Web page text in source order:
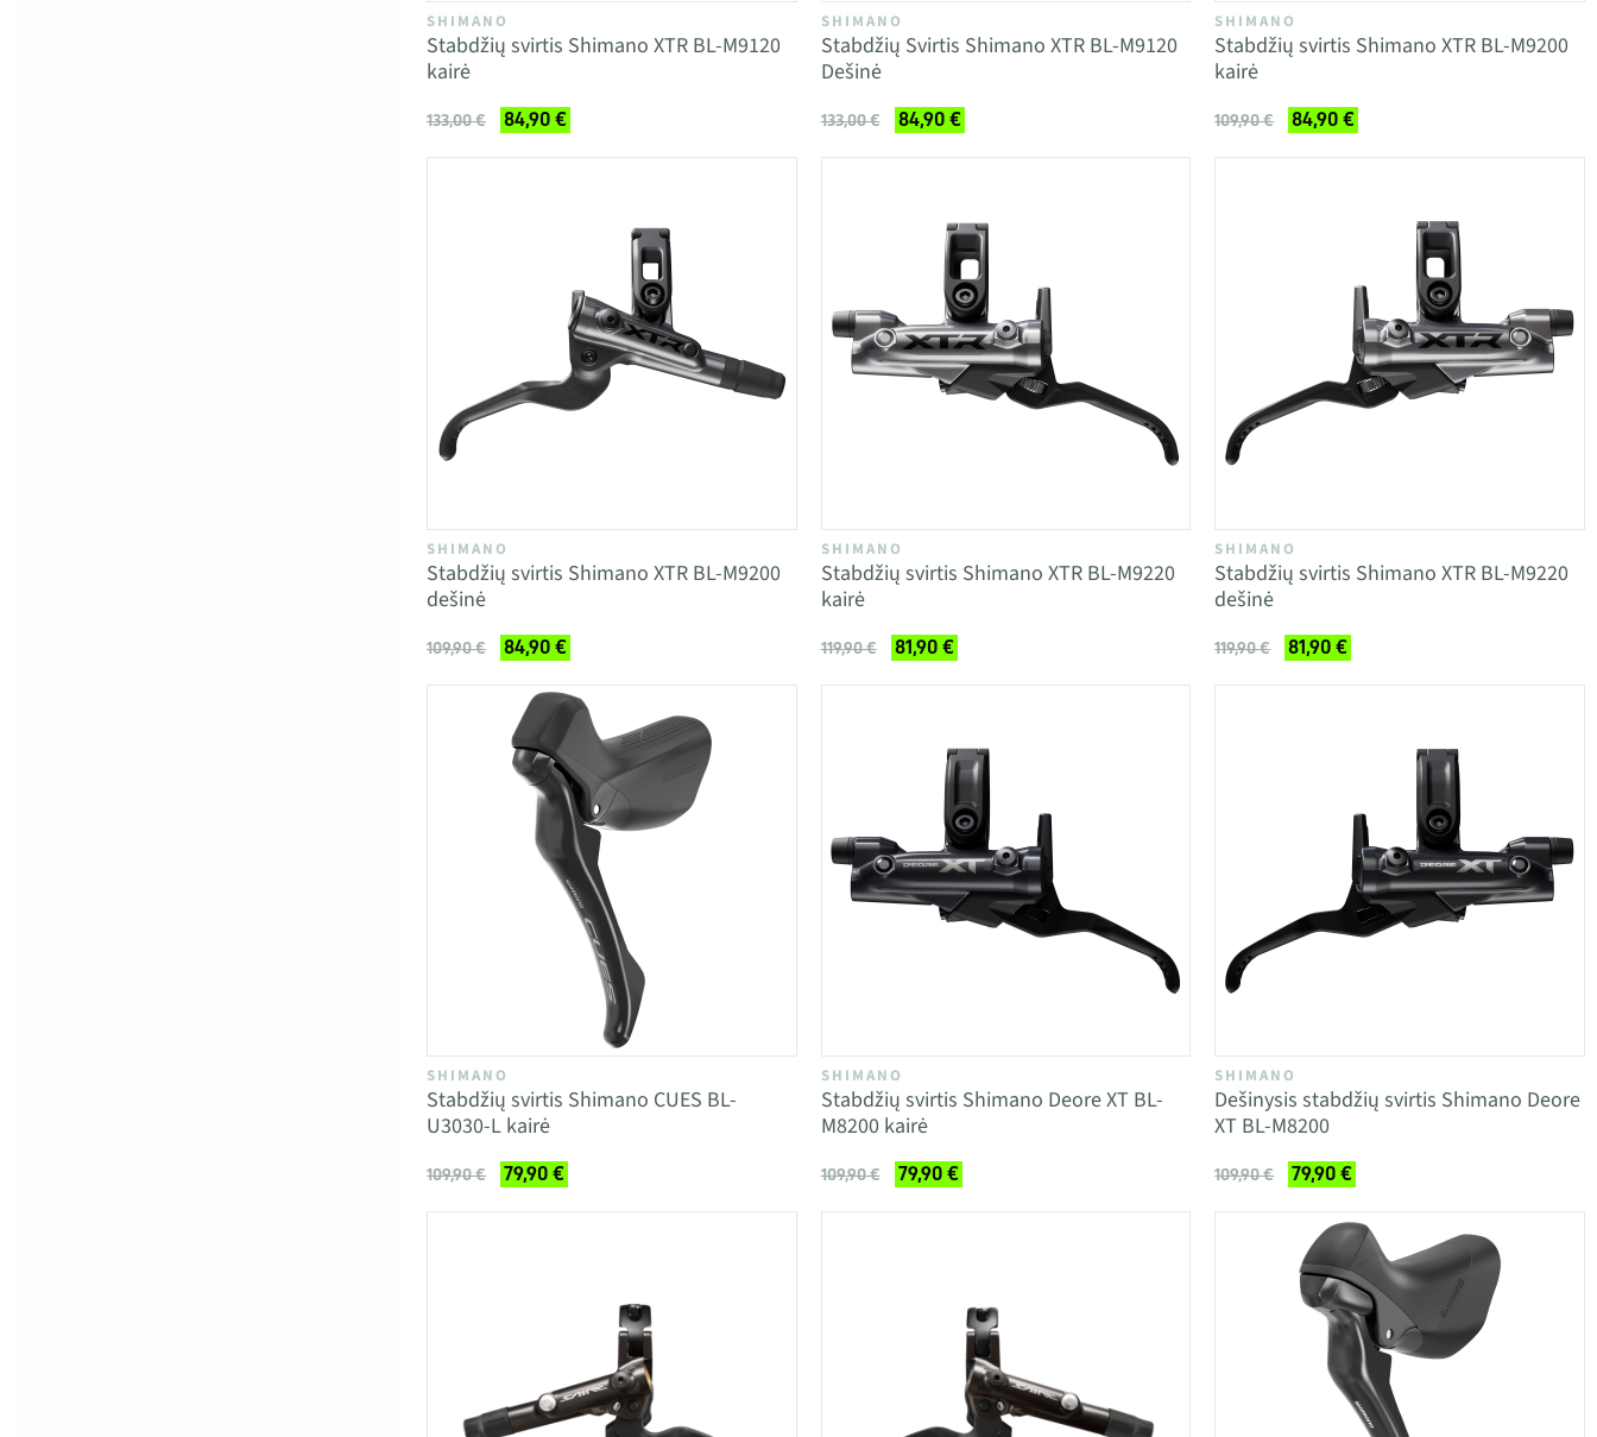
SHIMANO
Stabdžių svirtis Shimano XTR BL-M9120
kairė
133,00 € 84,90 €
SHIMANO
Stabdžių Svirtis Shimano XTR BL-M9120
Dešinė
133,00 € 84,90 €
SHIMANO
Stabdžių svirtis Shimano XTR BL-M9200
kairė
109,90 € 84,90 €
SHIMANO
Stabdžių svirtis Shimano XTR BL-M9200
dešinė
109,90 € 84,90 €
SHIMANO
Stabdžių svirtis Shimano XTR BL-M9220
kairė
119,90 € 81,90 €
SHIMANO
Stabdžių svirtis Shimano XTR BL-M9220
dešinė
119,90 € 81,90 €
SHIMANO
Stabdžių svirtis Shimano CUES BL-
U3030-L kairė
109,90 € 79,90 €
SHIMANO
Stabdžių svirtis Shimano Deore XT BL-
M8200 kairė
109,90 € 79,90 €
SHIMANO
Dešinysis stabdžių svirtis Shimano Deore
XT BL-M8200
109,90 € 79,90 €